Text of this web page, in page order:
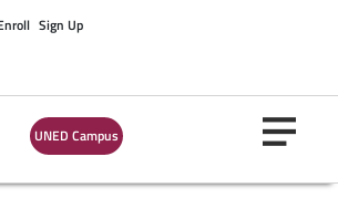
Sign Up
UNED Campus